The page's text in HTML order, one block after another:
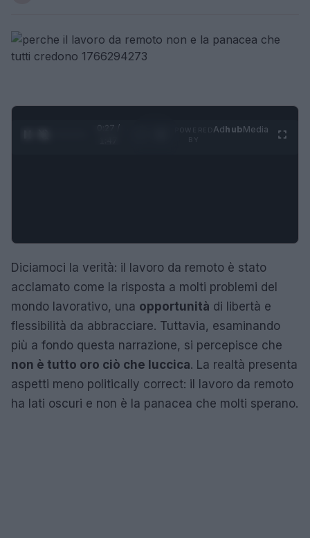
0:28 /
AdhubMedia
Diciamoci la verità: il lavoro da remoto è stato
acclamato come la risposta a molti problemi del
mondo lavorativo, una opportunità di libertà e
flessibilità da abbracciare. Tuttavia, esaminando
più a fondo questa narrazione, si percepisce che
non è tutto oro ciò che luccica. La realtà presenta
aspetti meno politically correct: il lavoro da remoto
ha lati oscuri e non è la panacea che molti sperano.